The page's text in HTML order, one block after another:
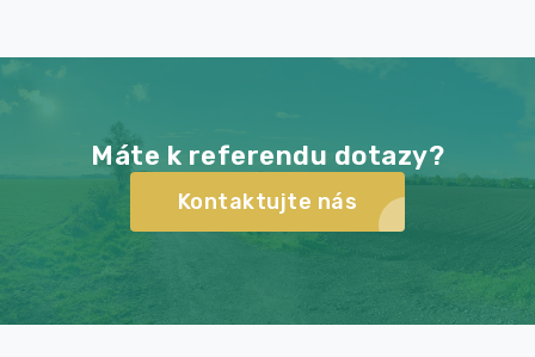
Máte k referendu dotazy?
Kontaktujte nás